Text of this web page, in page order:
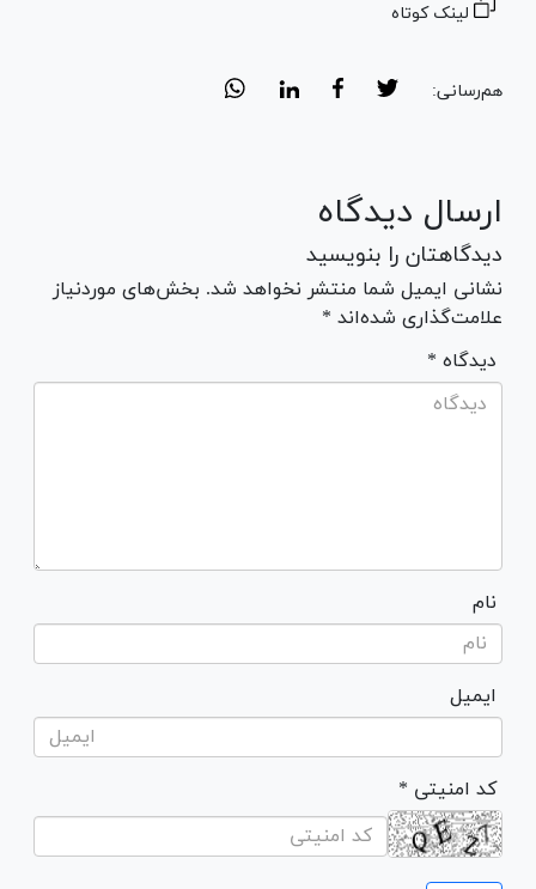
لینک کوتاه
هم‌رسانی:
ارسال دیدگاه
دیدگاهتان را بنویسید
نشانی ایمیل شما منتشر نخواهد شد. بخش‌های موردنیاز
علامت‌گذاری شده‌اند *
* دیدگاه
نام
ایمیل
* کد امنیتی